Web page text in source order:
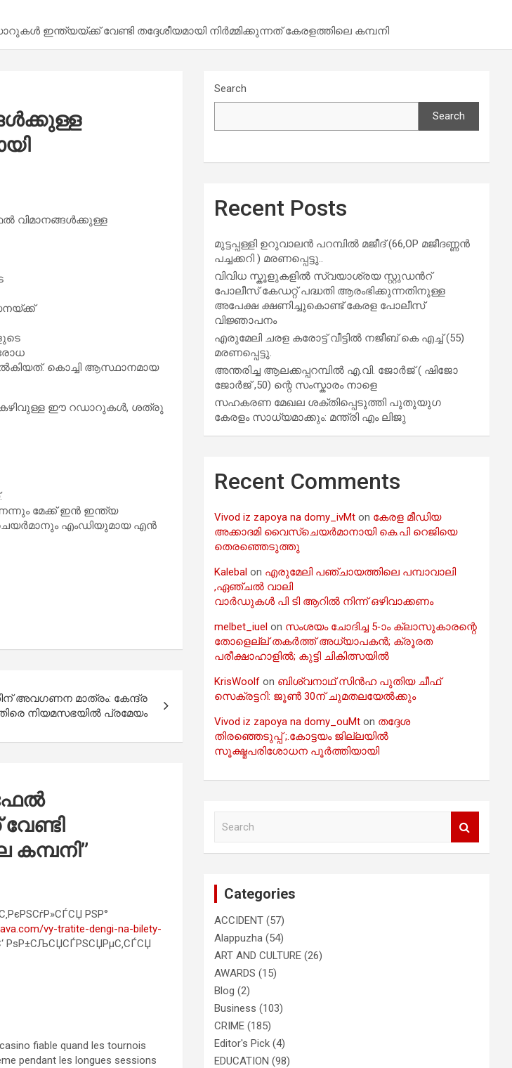
ഇന്ത്യയ്‌ക്ക് വേണ്ടി തദ്ദേശീയമായി നിര്‍മ്മിക്കുന്നത് കേരളത്തിലെ കമ്പനി
വിമാനങ്ങള്‍ക്കുള്ള
കൊച്ചി ആസ്ഥാനമായ
ഈ റഡാറുകള്‍, ശത്രു
മേക്ക് ഇന്‍ ഇന്ത്യ
എംഡിയുമായ എന്‍
അവഗണന മാത്രം: കേന്ദ്ര
നിയമസഭയിൽ പ്രമേയം
കമ്പനി”
РЅР°
vy-tratite-dengi-na-bilety-
РѕР±СЉСЏСЃРЅСЏРµС‚СЃСЏ
fiable quand les tournois
pendant les longues sessions
Search
Search
Recent Posts
മുട്ടപ്പള്ളി ഉറുവാലൻ പറമ്പിൽ മജീദ് (66,OP മജീദണ്ണൻ
പച്ചക്കറി ) മരണപ്പെട്ടു..
വിവിധ സ്കൂളുകളില്‍ സ്വയാശ്രയ സ്റ്റുഡന്‍റ്
പോലീസ് കേഡറ്റ് പദ്ധതി ആരംഭിക്കുന്നതിനുള്ള
അപേക്ഷ ക്ഷണിച്ചുകൊണ്ട് കേരള പോലീസ്
വിജ്ഞാപനം
എരുമേലി ചരള കരോട്ട് വീട്ടിൽ നജീബ് കെ എച്ച് (55)
മരണപ്പെട്ടു.
അന്തരിച്ച ആ​ല​ക്ക​പ്പ​റമ്പിൽ​ എ.​വി. ജോ​ർ​ജ് ( ഷിജോ
ജോർജ് ,50) ന്റെ സംസ്കാരം നാളെ
സഹകരണ മേഖല ശക്തിപ്പെടുത്തി പുതുയുഗ
കേരളം സാധ്യമാക്കും: മന്ത്രി എം ലിജു
Recent Comments
Vivod iz zapoya na domy_ivMt on കേരള മീഡിയ
അക്കാദമി വൈസ്ചെയർമാനായി കെ.പി റെജിയെ
തെരഞ്ഞെടുത്തു
Kalebal on എരുമേലി പഞ്ചായത്തിലെ പമ്പാവാലി
,ഏഞ്ചൽ വാലി
വാർഡുകൾ പി ടി ആറിൽ നിന്ന് ഒഴിവാക്കണം
melbet_iuel on സംശയം ചോദിച്ച 5-ാം ക്ലാസുകാരന്റെ
തോളെല്ല് തകർത്ത് അധ്യാപകൻ; ക്രൂരത
പരീക്ഷാഹാളിൽ; കുട്ടി ചികിത്സയിൽ
KrisWoolf on ബിശ്വനാഥ് സിൻഹ പുതിയ ചീഫ്
സെക്രട്ടറി: ജൂൺ 30ന് ചുമതലയേൽക്കും
Vivod iz zapoya na domy_ouMt on തദ്ദേശ
തിരഞ്ഞെടുപ്പ് ;.കോട്ടയം ജില്ലയിൽ
സൂക്ഷ്മപരിശോധന പൂർത്തിയായി
Categories
ACCIDENT (57)
Alappuzha (54)
ART AND CULTURE (26)
AWARDS (15)
Blog (2)
Business (103)
CRIME (185)
Editor's Pick (4)
EDUCATION (98)